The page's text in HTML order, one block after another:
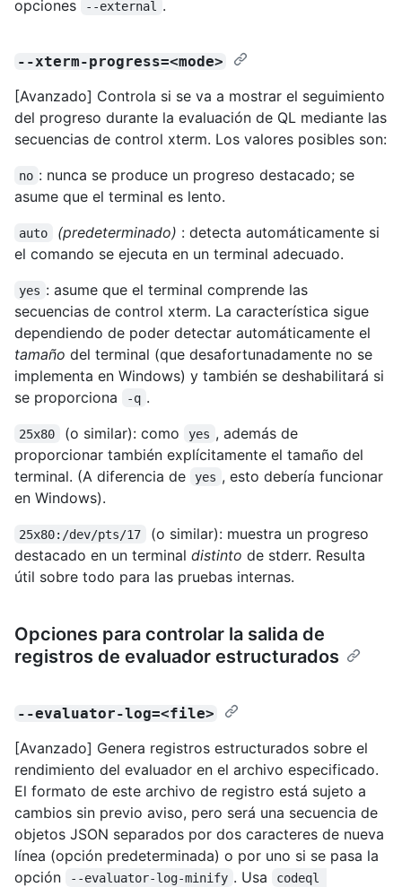
opciones --external .
--xterm-progress=<mode>
[Avanzado] Controla si se va a mostrar el seguimiento
del progreso durante la evaluación de QL mediante las
secuencias de control xterm. Los valores posibles son:
no : nunca se produce un progreso destacado; se
asume que el terminal es lento.
auto (predeterminado) : detecta automáticamente si
el comando se ejecuta en un terminal adecuado.
yes : asume que el terminal comprende las
secuencias de control xterm. La característica sigue
dependiendo de poder detectar automáticamente el
tamaño del terminal (que desafortunadamente no se
implementa en Windows) y también se deshabilitará si
se proporciona
-q .
25x80 (o similar): como yes , además de
proporcionar también explícitamente el tamaño del
terminal. (A diferencia de
yes , esto debería funcionar
en Windows).
25x80:/dev/pts/17
(o similar): muestra un progreso
destacado en un terminal distinto de stderr. Resulta
útil sobre todo para las pruebas internas.
Opciones para controlar la salida de
registros de evaluador estructurados
--evaluator-log=<file>
[Avanzado] Genera registros estructurados sobre el
rendimiento del evaluador en el archivo especificado.
El formato de este archivo de registro está sujeto a
cambios sin previo aviso, pero será una secuencia de
objetos JSON separados por dos caracteres de nueva
línea (opción predeterminada) o por uno si se pasa la
opción
--evaluator-log-minify . Usa
codeql